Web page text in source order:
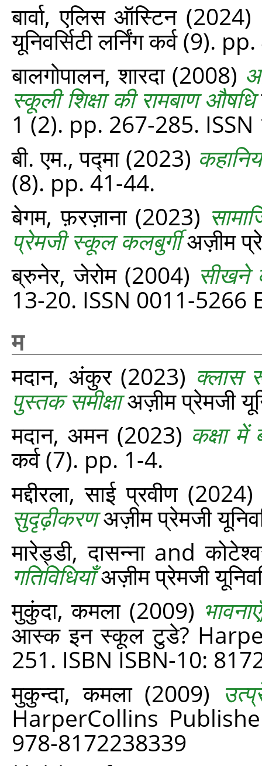
बार्वा, एलिस ऑस्टिन(2024)
यूनिवर्सिटी लर्निंग कर्व (9).
बालगोपालन, शारदा(2008)
स्कूली शिक्षा की रामबाण औषधि
1 (2). pp. 267-285.
बी. एम., पद्मा(2023)
(8). pp. 41-44.
बेगम, फ़रज़ाना(2023)
प्रेमजी स्कूल कलबुर्गीअज़ीम
ब्रुनेर, जेरोम(2004) सीखने
13-20. ISSN 0011-5266
म
मदान, अंकुर(2023) क्लास
पुस्तक समीक्षाअज़ीम प्रेमजी
मदान, अमन(2023) कक्षा में
कर्व (7). pp. 1-4.
मद्दीरला, साई प्रवीण
सुदृढ़ीकरणअज़ीम प्रेमजी
मारेड्डी, दासन्नाand
गतिविधियाँअज़ीम प्रेमजी
मुकुंदा, कमला(2009)
आस्क इन स्कूल टुडे?
251. ISBN ISBN-10:
मुकुन्दा, कमला(2009)
HarperCollins
978-8172238339